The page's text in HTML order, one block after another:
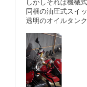
しかしそれは機械
同梱の油圧式スイ
透明のオイルタン